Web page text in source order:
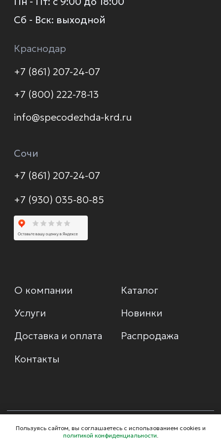
Пользуясь сайтом, вы соглашаетесь с использованием cookies и
политикой конфиденциальности.
О компании
Политика конфиденциальности
Доставка и оплата
Контакты
Каталог